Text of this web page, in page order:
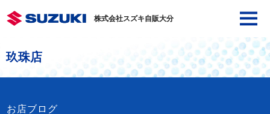
株式会社スズキ自販大分
玖珠店
お店ブログ